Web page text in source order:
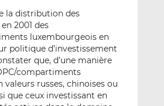
la distribution des
2001 des
luxembourgeois en
politique d’investissement
que, d’une manière
compartiments
valeurs russes, chinoises ou
que ceux investissant en